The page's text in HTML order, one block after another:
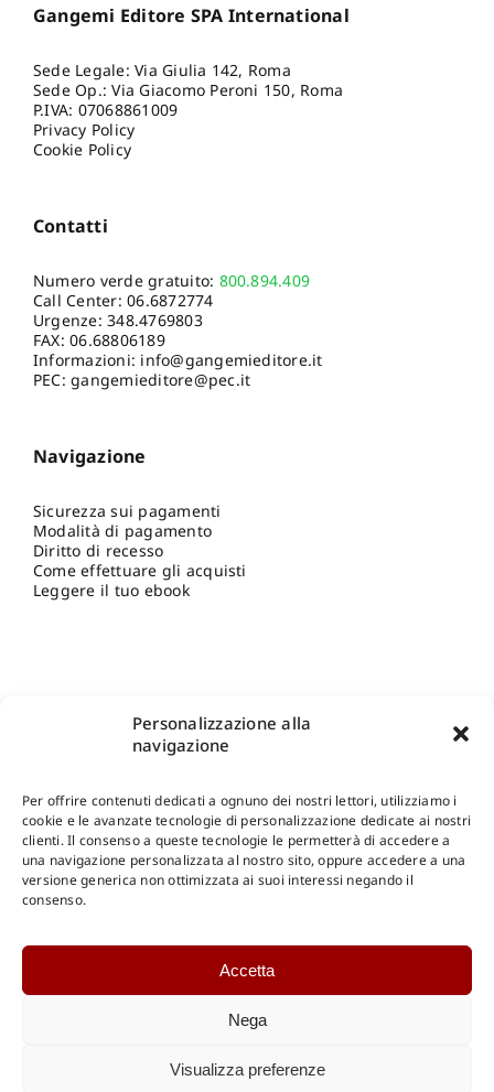
Personalizzazione alla
navigazione
Per offrire contenuti dedicati a ognuno dei nostri lettori, utilizziamo i
cookie e le avanzate tecnologie di personalizzazione dedicate ai nostri
clienti. Il consenso a queste tecnologie le permetterà di accedere a
una navigazione personalizzata al nostro sito, oppure accedere a una
versione generica non ottimizzata ai suoi interessi negando il
consenso.
Accetta
Nega
Visualizza preferenze
Gangemi Editore SPA International
Sede Legale: Via Giulia 142, Roma
Sede Op.: Via Giacomo Peroni 150, Roma
P.IVA: 07068861009
Privacy Policy
Cookie Policy
Contatti
Numero verde gratuito: 800.894.409
Call Center:06.6872774
Urgenze:348.4769803
FAX: 06.68806189
Informazioni: info@gangemieditore.it
PEC: gangemieditore@pec.it
Navigazione
Sicurezza sui pagamenti
Modalità di pagamento
Diritto di recesso
Come effettuare gli acquisti
Leggere il tuo ebook
Shop Gangemi Editore-Pagamenti Sicuri e anche Rateali
Catalogo Online
Catalogo Internazionale
DOWNLOAD
Catalogo Internazionale